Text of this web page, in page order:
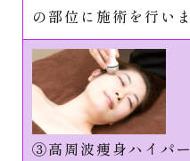
の部位に施術を行いま
③高周波痩身ハイパ